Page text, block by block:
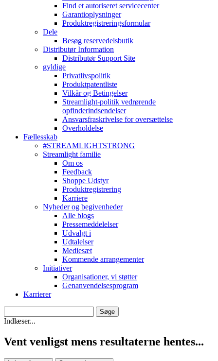
Find et autoriseret servicecenter
Garantioplysninger
Produktregistreringsformular
Dele
Besøg reservedelsbutik
Distributør Information
Distributør Support Site
gyldige
Privatlivspolitik
Produktpatentliste
Vilkår og Betingelser
Streamlight-politik vedrørende
opfinderindsendelser
Ansvarsfraskrivelse for oversættelse
Overholdelse
Fællesskab
#STREAMLIGHTSTRONG
Streamlight familie
Om os
Feedback
Shoppe Udstyr
Produktregistrering
Karriere
Nyheder og begivenheder
Alle blogs
Pressemeddelelser
Udvalgt i
Udtalelser
Mediesæt
Kommende arrangementer
Initiativer
Organisationer, vi støtter
Genanvendelsesprogram
Karrierer
Indlæser...
Vent venligst mens resultaterne hentes...